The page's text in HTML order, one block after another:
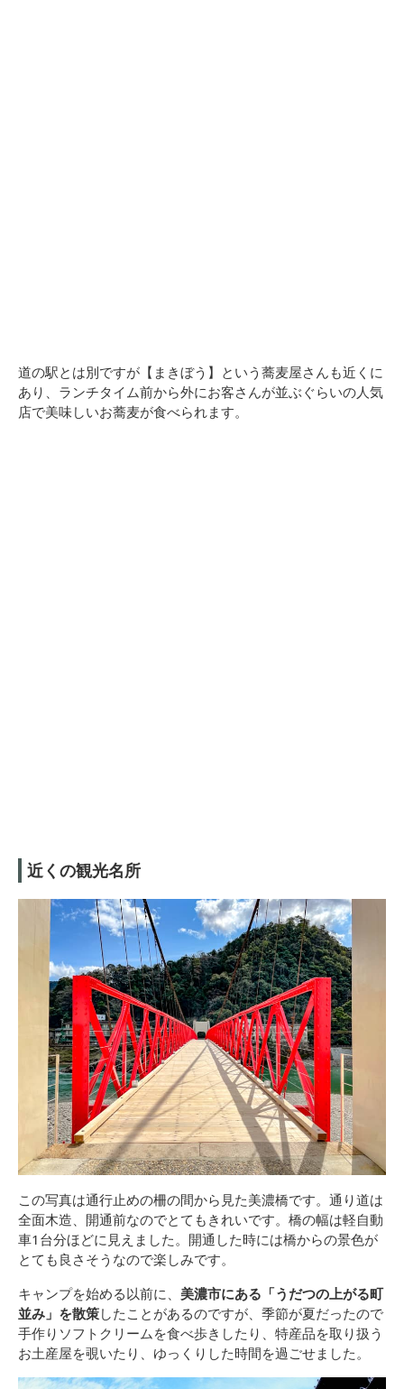
道の駅とは別ですが【まきぼう】という蕎麦屋さんも近くに
あり、ランチタイム前から外にお客さんが並ぶぐらいの人気
店で美味しいお蕎麦が食べられます。
近くの観光名所
この写真は通行止めの柵の間から見た美濃橋です。通り道は
全面木造、開通前なのでとてもきれいです。橋の幅は軽自動
車1台分ほどに見えました。開通した時には橋からの景色が
とても良さそうなので楽しみです。
キャンプを始める以前に、 美濃市にある「うだつの上がる町
並み」を散策したことがあるのですが、季節が夏だったので
手作りソフトクリームを食べ歩きしたり、特産品を取り扱う
お土産屋を覗いたり、ゆっくりした時間を過ごせました。